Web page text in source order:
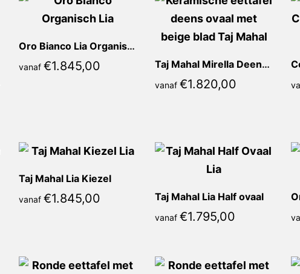
Oro Bianco Lia Organisch
vanaf €1.845,00 Taj Mahal Mirella Deens Ovaal
vanaf €1.820,00
Taj Mahal Lia Kiezel
vanaf €1.845,00 Taj Mahal Lia Half ovaal
vanaf €1.795,00